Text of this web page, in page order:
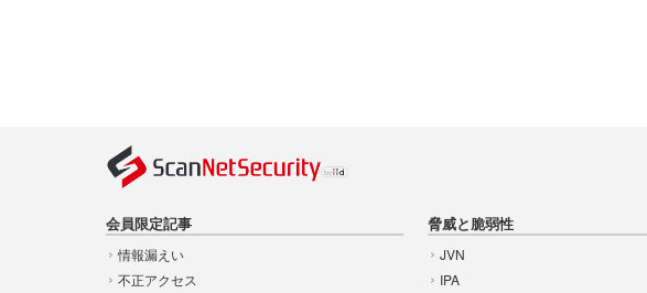
会員限定記事
情報漏えい
不正アクセス
脅威と脆弱性
JVN
IPA